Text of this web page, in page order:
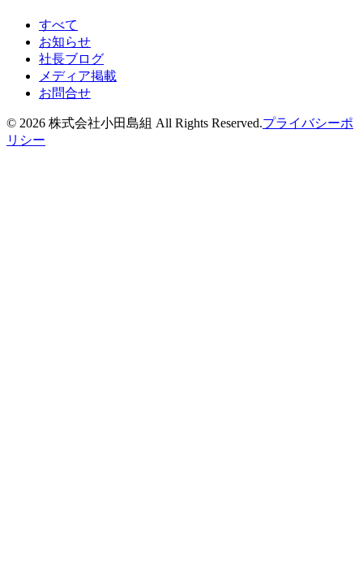
すべて
お知らせ
社長ブログ
メディア掲載
お問合せ
© 2026 株式会社小田島組 All Rights Reserved.プライバシーポ
リシー